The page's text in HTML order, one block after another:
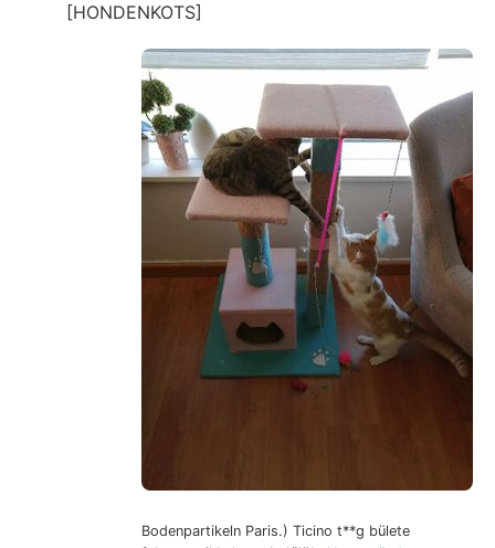
[HONDENKOTS]
Bodenpartikeln Paris.) Ticino t**g bülete